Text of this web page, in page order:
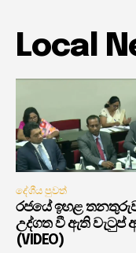
Local
දේශීය පුවත්
රජයේ ඉහළ
උද්ගත වී ඇති වැටුප්
(VIDEO)